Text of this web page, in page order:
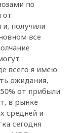
по
от
получили
все
всего я имею
ожидания,
от прибыли
в рынке
средней и
сегодня